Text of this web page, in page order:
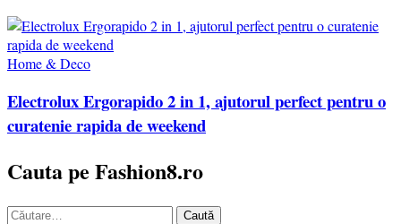
Home & Deco
Electrolux Ergorapido 2 in 1, ajutorul perfect pentru o
curatenie rapida de weekend
Cauta pe Fashion8.ro
Caută